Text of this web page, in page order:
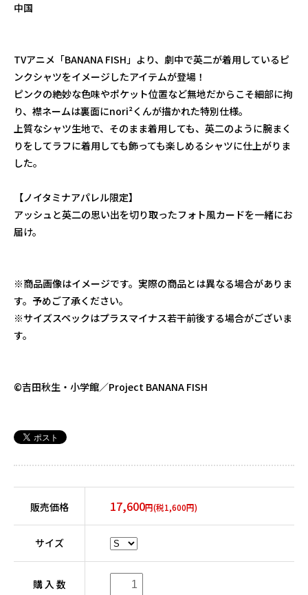
中国
TVアニメ「BANANA FISH」より、劇中で英二が着用しているピ
ンクシャツをイメージしたアイテムが登場！
ピンクの絶妙な色味やポケット位置など無地だからこそ細部に拘
り、襟ネームは裏面にnori²くんが描かれた特別仕様。
上質なシャツ生地で、そのまま着用しても、英二のように腕まく
りをしてラフに着用しても飾っても楽しめるシャツに仕上がりま
した。
【ノイタミナアパレル限定】
アッシュと英二の思い出を切り取ったフォト風カードを一緒にお
届け。
※商品画像はイメージです。実際の商品とは異なる場合がありま
す。予めご了承ください。
※サイズスペックはプラスマイナス若干前後する場合がございま
す。
©吉田秋生・小学館／Project BANANA FISH
販売価格 17,600円(税1,600円)
サイズ
購 入 数